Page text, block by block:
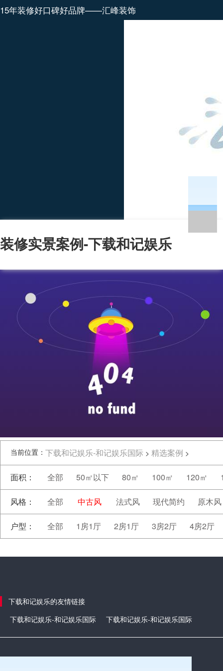
15年装修好口碑好品牌——汇峰装饰
装修实景案例-下载和记娱乐
当前位置： 下载和记娱乐-和记娱乐国际 > 精选案例 >
面积： 全部 50㎡以下 80㎡ 100㎡ 120㎡
风格： 全部 中古风 法式风 现代简约 原木风
户型： 全部 1房1厅 2房1厅 3房2厅 4房2厅
下载和记娱乐的友情链接
下载和记娱乐-和记娱乐国际
下载和记娱乐-和记娱乐国际